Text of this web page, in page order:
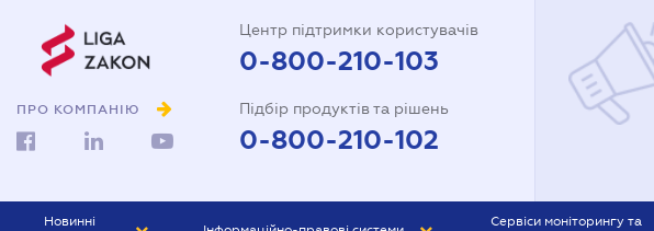
ПРО КОМПАНІЮ
Центр підтримки користувачів
0-800-210-103
Підбір продуктів та рішень
0-800-210-102
Новинні
Сервіси моніторингу та